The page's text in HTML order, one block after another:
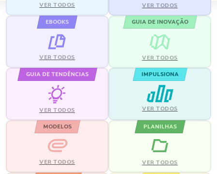
VER TODOS VER TODOS
EBOOKS
VER TODOS
GUIA DE INOVAÇÃO
VER TODOS
GUIA DE TENDÊNCIAS
VER TODOS
IMPULSIONA
VER TODOS
MODELOS
VER TODOS
PLANILHAS
VER TODOS